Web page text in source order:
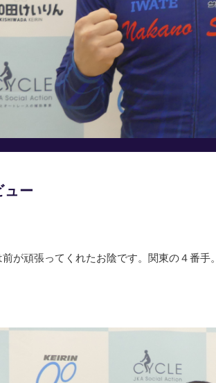
ュー
が頑張ってくれたお陰です。関東の４番手。